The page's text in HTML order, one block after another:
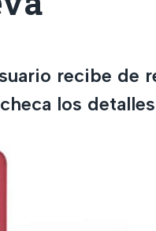
recibe de
los